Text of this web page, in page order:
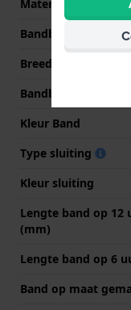
Materiaal Band
Bandbreedte
Breedte bandaanzet
Bandbreedte bij
Kleur Band
Type sluiting
Kleur sluiting
Lengte band op 12
(mm)
Lengte band op 6
Band op maat